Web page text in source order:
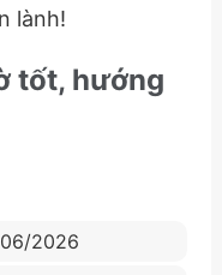
lành!
tốt, hướng
2026